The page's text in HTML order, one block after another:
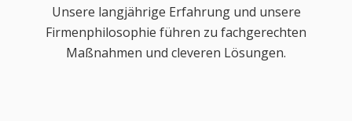
Unsere langjährige Erfahrung und unsere
Firmenphilosophie führen zu fachgerechten
Maßnahmen und cleveren Lösungen.